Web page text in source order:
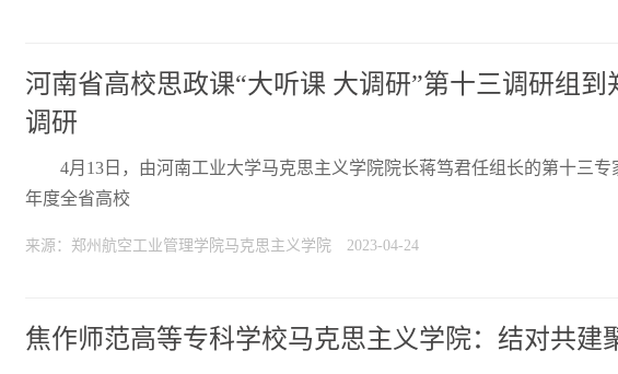
河南省高校思政课“大听课 大调研”第十三调研组
调研
4月13日，由河南工业大学马克思主义学院院长蒋笃君任组长的第十三
年度全省高校
来源：郑州航空工业管理学院马克思主义学院 2023-04-24
焦作师范高等专科学校马克思主义学院：结对共建